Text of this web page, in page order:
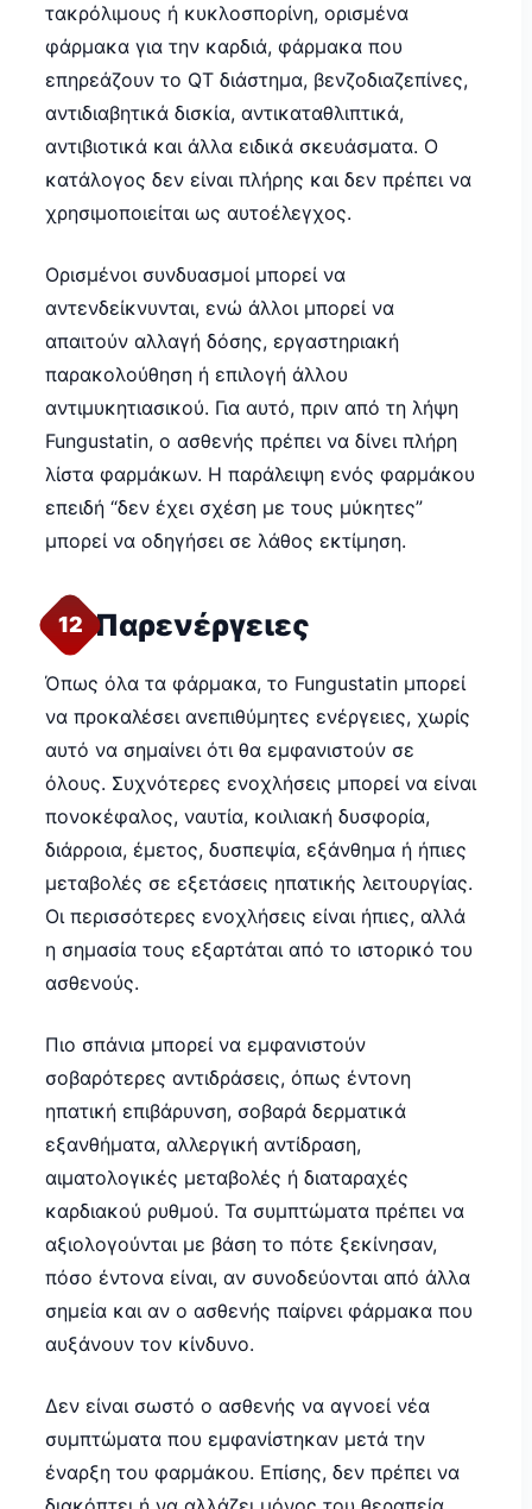
τακρόλιμους ή κυκλοσπορίνη, ορισμένα
φάρμακα για την καρδιά, φάρμακα που
επηρεάζουν το QT διάστημα, βενζοδιαζεπίνες,
αντιδιαβητικά δισκία, αντικαταθλιπτικά,
αντιβιοτικά και άλλα ειδικά σκευάσματα. Ο
κατάλογος δεν είναι πλήρης και δεν πρέπει να
χρησιμοποιείται ως αυτοέλεγχος.
Ορισμένοι συνδυασμοί μπορεί να
αντενδείκνυνται, ενώ άλλοι μπορεί να
απαιτούν αλλαγή δόσης, εργαστηριακή
παρακολούθηση ή επιλογή άλλου
αντιμυκητιασικού. Για αυτό, πριν από τη λήψη
Fungustatin, ο ασθενής πρέπει να δίνει πλήρη
λίστα φαρμάκων. Η παράλειψη ενός φαρμάκου
επειδή “δεν έχει σχέση με τους μύκητες”
μπορεί να οδηγήσει σε λάθος εκτίμηση.
12 Παρενέργειες
Όπως όλα τα φάρμακα, το Fungustatin μπορεί
να προκαλέσει ανεπιθύμητες ενέργειες, χωρίς
αυτό να σημαίνει ότι θα εμφανιστούν σε
όλους. Συχνότερες ενοχλήσεις μπορεί να είναι
πονοκέφαλος, ναυτία, κοιλιακή δυσφορία,
διάρροια, έμετος, δυσπεψία, εξάνθημα ή ήπιες
μεταβολές σε εξετάσεις ηπατικής λειτουργίας.
Οι περισσότερες ενοχλήσεις είναι ήπιες, αλλά
η σημασία τους εξαρτάται από το ιστορικό του
ασθενούς.
Πιο σπάνια μπορεί να εμφανιστούν
σοβαρότερες αντιδράσεις, όπως έντονη
ηπατική επιβάρυνση, σοβαρά δερματικά
εξανθήματα, αλλεργική αντίδραση,
αιματολογικές μεταβολές ή διαταραχές
καρδιακού ρυθμού. Τα συμπτώματα πρέπει να
αξιολογούνται με βάση το πότε ξεκίνησαν,
πόσο έντονα είναι, αν συνοδεύονται από άλλα
σημεία και αν ο ασθενής παίρνει φάρμακα που
αυξάνουν τον κίνδυνο.
Δεν είναι σωστό ο ασθενής να αγνοεί νέα
συμπτώματα που εμφανίστηκαν μετά την
έναρξη του φαρμάκου. Επίσης, δεν πρέπει να